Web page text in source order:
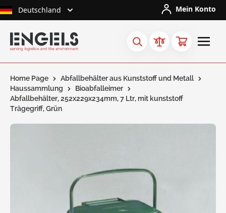
Skip to Content
Deutschland Mein Konto
Home Page
Abfallbehälter aus Kunststoff und Metall
Haussammlung
Bioabfalleimer
Abfallbehälter, 252x229x234mm, 7 Ltr, mit kunststoff
Trägegriff, Grün